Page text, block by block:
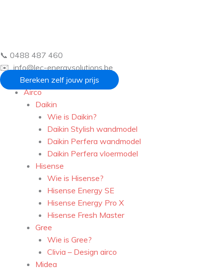
📞 0488 487 460
✉️ info@lec-energysolutions.be
Bereken zelf jouw prijs
Airco
Daikin
Wie is Daikin?
Daikin Stylish wandmodel
Daikin Perfera wandmodel
Daikin Perfera vloermodel
Hisense
Wie is Hisense?
Hisense Energy SE
Hisense Energy Pro X
Hisense Fresh Master
Gree
Wie is Gree?
Clivia – Design airco
Midea